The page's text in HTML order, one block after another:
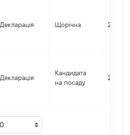
Декларація Щорічна 2022
Декларація
Кандидата
на посаду
2022